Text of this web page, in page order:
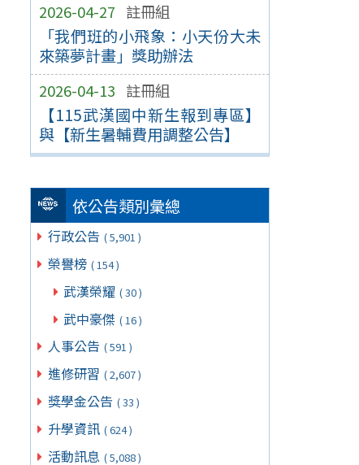
2026-04-27 註冊組
「我們班的小飛象：小天份大未
來築夢計畫」獎助辦法
2026-04-13 註冊組
【115武漢國中新生報到專區】
與【新生暑輔費用調整公告】
依公告類別彙總
行政公告 ( 5,901 )
榮譽榜 ( 154 )
武漢榮耀 ( 30 )
武中豪傑 ( 16 )
人事公告 ( 591 )
進修研習 ( 2,607 )
獎學金公告 ( 33 )
升學資訊 ( 624 )
活動訊息 ( 5,088 )